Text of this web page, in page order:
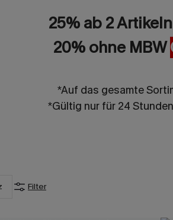
25% ab 2 Artikeln
20% ohne MBW
*Auf das gesamte
*Gültig nur für 24
Filter